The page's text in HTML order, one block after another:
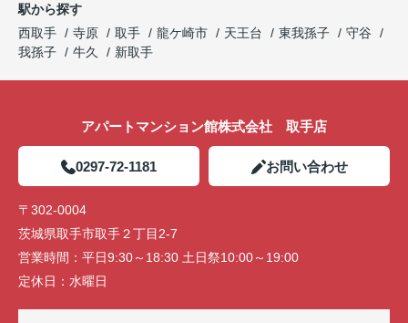
駅から探す
西取手
寺原 取手 龍ケ崎市 天王台 東我孫子
守谷
我孫子
牛久 新取手
アパートマンション館株式会社 取手店
0297-72-1181 お問い合わせ
〒302-0004
茨城県取手市取手２丁目2-7
営業時間： 平日9:30～18:30 土日祭10:00～19:00
定休日： 水曜日